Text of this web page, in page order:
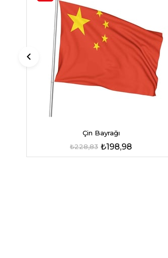
Çin Bayrağı
₺198,98
₺228,83